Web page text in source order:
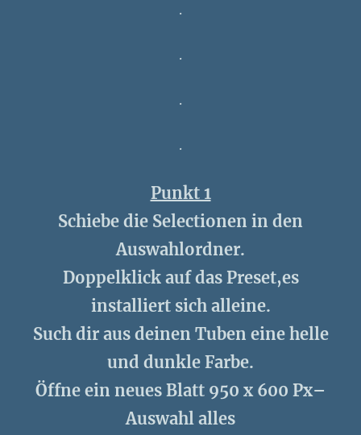
.
.
.
.
Punkt 1
Schiebe die Selectionen in den
Auswahlordner.
Doppelklick auf das Preset,es
installiert sich alleine.
Such dir aus deinen Tuben eine helle
und dunkle Farbe.
Öffne ein neues Blatt 950 x 600 Px–
Auswahl alles